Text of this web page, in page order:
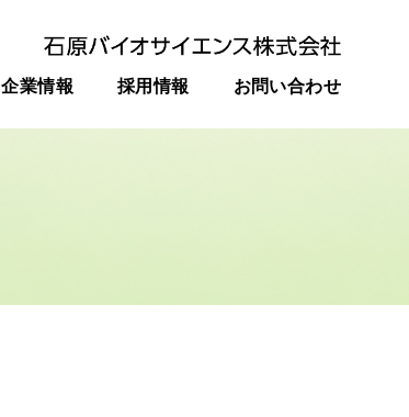
企業情報 採用情報 お問い合わせ